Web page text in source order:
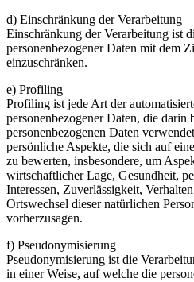
d) Einschränkung der Verarbeitung
Einschränkung der Verarbeitung ist
personenbezogener Daten mit dem
einzuschränken.
e) Profiling
Profiling ist jede Art der
personenbezogener Daten, die darin
personenbezogenen Daten
persönliche Aspekte, die sich auf
zu bewerten, insbesondere, um
wirtschaftlicher Lage, Gesundheit,
Interessen, Zuverlässigkeit,
Ortswechsel dieser natürlichen
vorherzusagen.
f) Pseudonymisierung
Pseudonymisierung ist die
in einer Weise, auf welche die